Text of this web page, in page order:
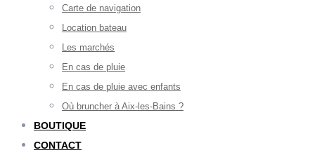
Carte de navigation
Location bateau
Les marchés
En cas de pluie
En cas de pluie avec enfants
Où bruncher à Aix-les-Bains ?
BOUTIQUE
CONTACT